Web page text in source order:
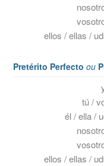
ellos / ellas /
Pretérito Perfecto ou
tú /
él / ella /
ellos / ellas /